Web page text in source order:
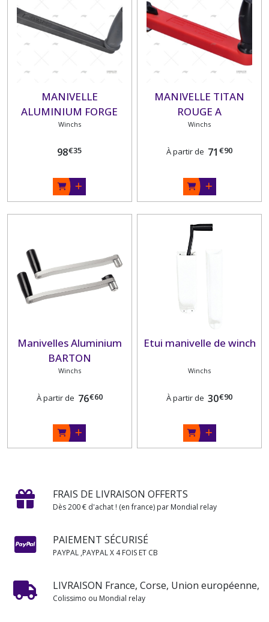
MANIVELLE
ALUMINIUM FORGE
LEWMAR 250 mm
Winchs
98€35
MANIVELLE TITAN
ROUGE A
VERROUILLAGE
Winchs
À partir de 71 €90
Manivelles Aluminium
BARTON
Winchs
À partir de 76€60
Etui manivelle de winch
Winchs
À partir de 30€90
FRAIS DE LIVRAISON OFFERTS
Dès 200 € d'achat ! (en france) par Mondial relay
PAIEMENT SÉCURISÉ
PAYPAL ,PAYPAL X 4 FOIS ET CB
LIVRAISON France, Corse, Union européenne,
Colissimo ou Mondial relay